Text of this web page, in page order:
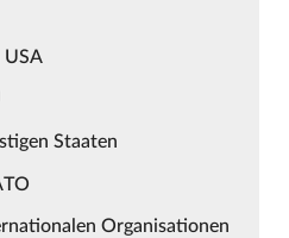
USA
Staaten
Organisationen